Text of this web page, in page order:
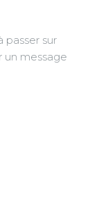
passer sur
un message